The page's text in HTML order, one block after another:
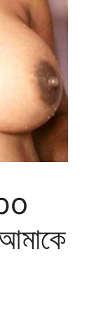
আমাকে